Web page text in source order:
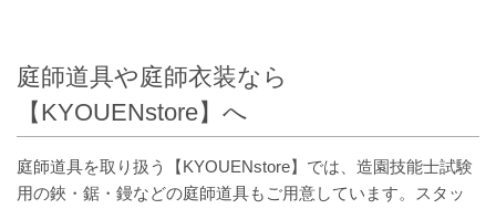
庭師道具や庭師衣装なら
【KYOUENstore】へ
庭師道具を取り扱う【KYOUENstore】では、造園技能士試験
用の鋏・鋸・鏝などの庭師道具もご用意しています。スタッ